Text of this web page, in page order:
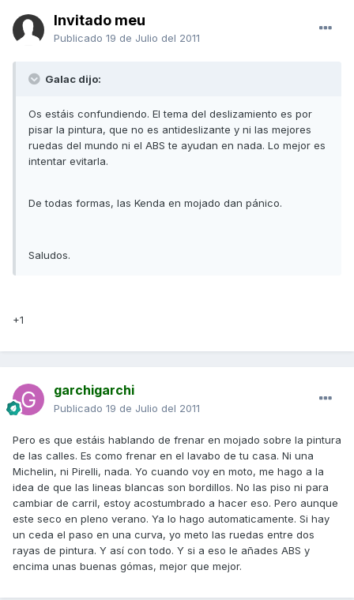
Invitado meu
Publicado 19 de Julio del 2011
Galac dijo:
Os estáis confundiendo. El tema del deslizamiento es por
pisar la pintura, que no es antideslizante y ni las mejores
ruedas del mundo ni el ABS te ayudan en nada. Lo mejor es
intentar evitarla.
De todas formas, las Kenda en mojado dan pánico.
Saludos.
+1
garchigarchi
Publicado 19 de Julio del 2011
Pero es que estáis hablando de frenar en mojado sobre la pintura
de las calles. Es como frenar en el lavabo de tu casa. Ni una
Michelin, ni Pirelli, nada. Yo cuando voy en moto, me hago a la
idea de que las lineas blancas son bordillos. No las piso ni para
cambiar de carril, estoy acostumbrado a hacer eso. Pero aunque
este seco en pleno verano. Ya lo hago automaticamente. Si hay
un ceda el paso en una curva, yo meto las ruedas entre dos
rayas de pintura. Y así con todo. Y si a eso le añades ABS y
encima unas buenas gómas, mejor que mejor.